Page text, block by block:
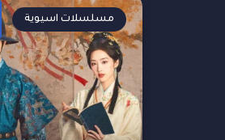
مسلسلات اسيوية